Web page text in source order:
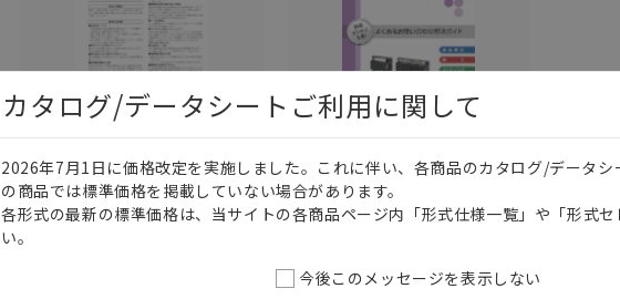
このカタログを選択
カタログ 日本語
このカタログを選択
カタログ 日本語
イッチ よくあるお問
カタログ/データシートご利用に関して
2026年7月1日に価格改定を実施しました。これに伴い、各商品のカタログ/データシ
の商品では標準価格を掲載していない場合があります。
各形式の最新の標準価格は、当サイトの各商品ページ内「形式仕様一覧」や「形式
い。
今後このメッセージを表示しない